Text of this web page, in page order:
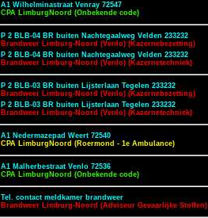
A1 Wilhelminastraat Venray 72547
CPA LimburgNoord (Onbekende code)
P 2 BLB-04 BR buiten Nachtegaalweg Velden 233232
Brandweer Limburg-Noord (Venlo) (Kazernebezetting)
P 2 BLB-04 BR buiten Nachtegaalweg Velden 233232
Brandweer Limburg-Noord (Venlo) (Kazernetechniek)
P 2 BLB-03 BR buiten Lijsterlaan Tegelen 233232
Brandweer Limburg-Noord (Venlo) (Kazernebezetting)
P 2 BLB-03 BR buiten Lijsterlaan Tegelen 233232
Brandweer Limburg-Noord (Venlo) (Kazernetechniek)
A1 Nedermazepad Weert 72540
CPA LimburgNoord (Roermond - 1e Ambulance)
A1 Malherbestraat Venlo 72536
CPA LimburgNoord (Onbekende code)
Tel. contact meldkamer brandweer
Brandweer Limburg-Noord (Adviseur Gevaarlijke Stoffen)